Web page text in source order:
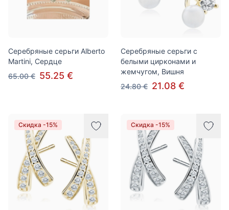
Серебряные серьги Alberto
Martini, Сердце
65.00 € 55.25 €
Серебряные серьги с
белыми цирконами и
жемчугом, Вишня
24.80 € 21.08 €
Скидка -15% Скидка -15%